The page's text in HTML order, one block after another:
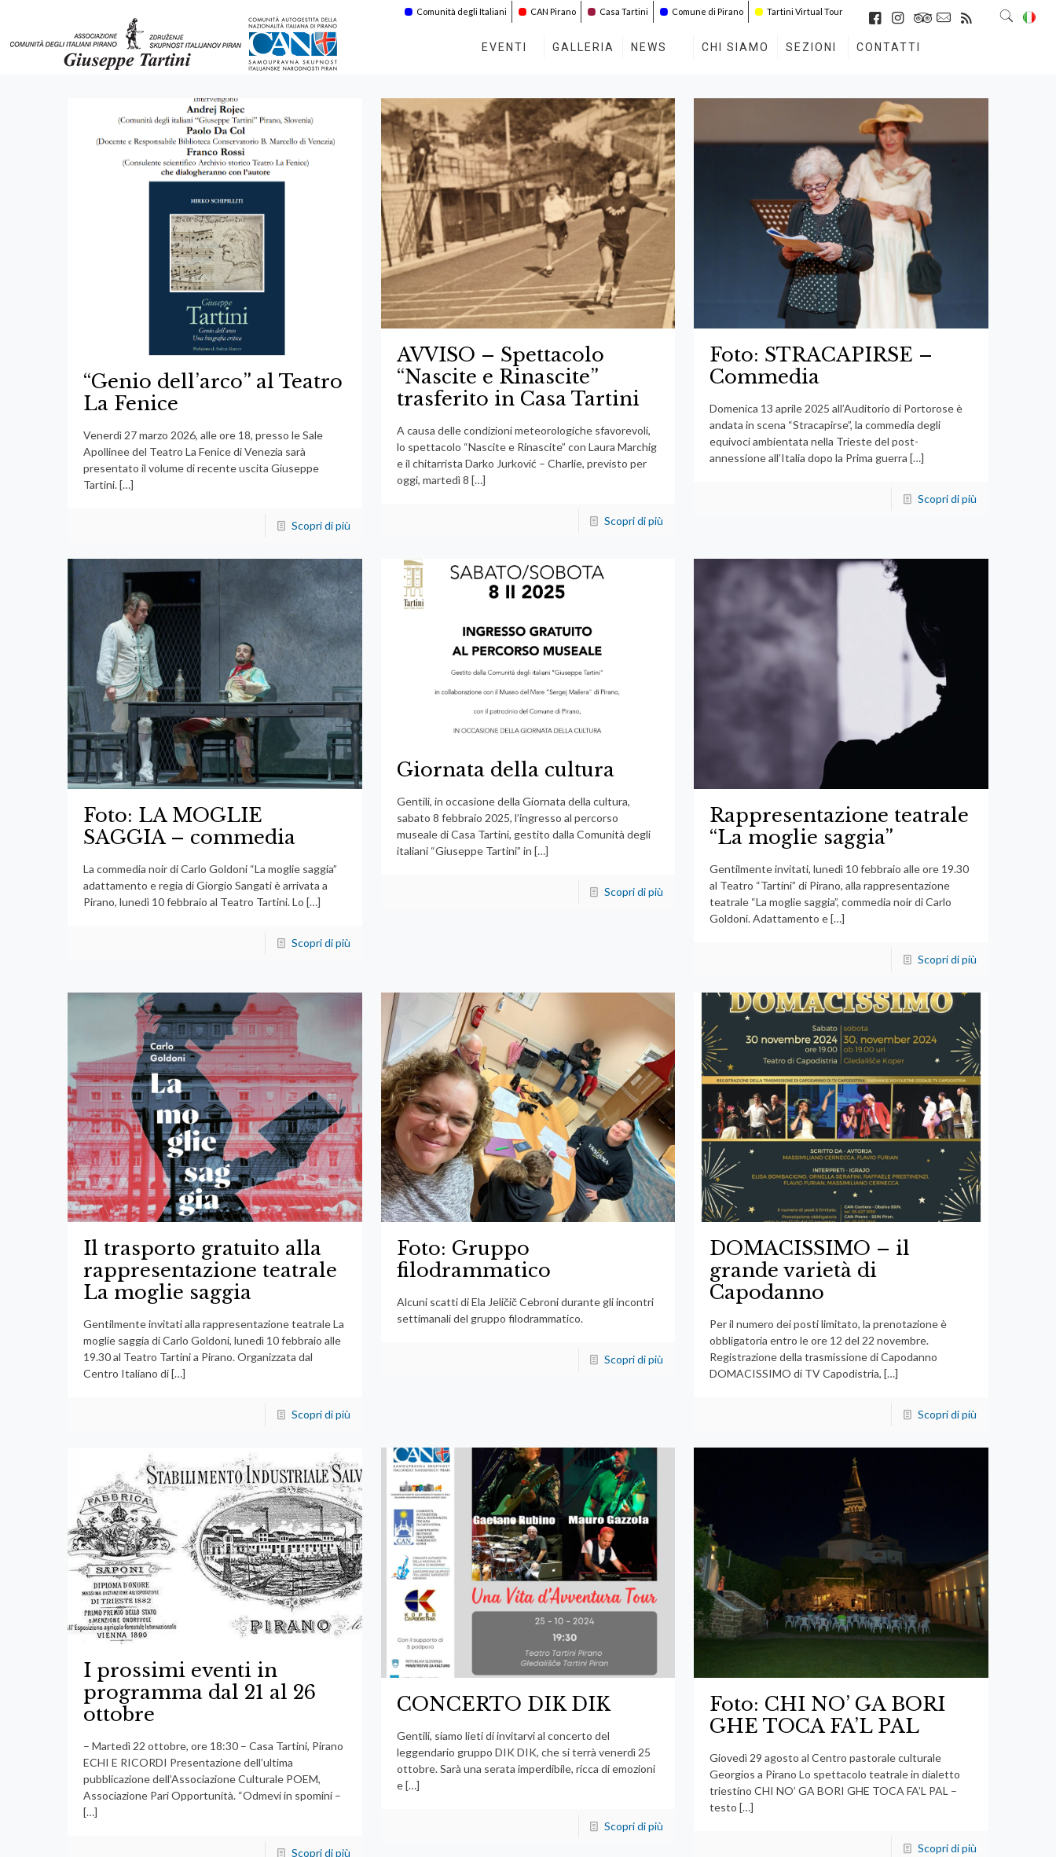
Comunità degli Italiani CAN Pirano Casa Tartini Comune di Pirano Tartini Virtual Tour
EVENTI GALLERIA NEWS CHI SIAMO SEZIONI CONTATTI
“Genio dell’arco” al Teatro
La Fenice
Venerdì 27 marzo 2026, alle ore 18, presso le Sale
Apollinee del Teatro La Fenice di Venezia sarà
presentato il volume di recente uscita Giuseppe
Tartini.[…]
Scopri di più
AVVISO – Spettacolo
“Nascite e Rinascite”
trasferito in Casa Tartini
A causa delle condizioni meteorologiche sfavorevoli,
lo spettacolo “Nascite e Rinascite” con Laura Marchig
e il chitarrista Darko Jurković – Charlie, previsto per
oggi, martedì 8 […]
Scopri di più
Foto: STRACAPIRSE –
Commedia
Domenica 13 aprile 2025 all’Auditorio di Portorose è
andata in scena “Stracapirse”, la commedia degli
equivoci ambientata nella Trieste del post-
annessione all’Italia dopo la Prima guerra […]
Scopri di più
Foto: LA MOGLIE
SAGGIA – commedia
La commedia noir di Carlo Goldoni “La moglie saggia”
adattamento e regia di Giorgio Sangati è arrivata a
Pirano, lunedì 10 febbraio al Teatro Tartini. Lo […]
Scopri di più
Giornata della cultura
Gentili, in occasione della Giornata della cultura,
sabato 8 febbraio 2025, l’ingresso al percorso
museale di Casa Tartini, gestito dalla Comunità degli
italiani “Giuseppe Tartini” in […]
Scopri di più
Rappresentazione teatrale
“La moglie saggia”
Gentilmente invitati, lunedì 10 febbraio alle ore 19.30
al Teatro “Tartini” di Pirano, alla rappresentazione
teatrale “La moglie saggia”, commedia noir di Carlo
Goldoni. Adattamento e[…]
Scopri di più
Il trasporto gratuito alla
rappresentazione teatrale
La moglie saggia
Gentilmente invitati alla rappresentazione teatrale La
moglie saggia di Carlo Goldoni, lunedì 10 febbraio alle
19.30 al Teatro Tartini a Pirano. Organizzata dal
Centro Italiano di[…]
Scopri di più
Foto: Gruppo
filodrammatico
Alcuni scatti di Ela Jeličič Cebroni durante gli incontri
settimanali del gruppo filodrammatico.
Scopri di più
DOMACISSIMO – il
grande varietà di
Capodanno
Per il numero dei posti limitato, la prenotazione è
obbligatoria entro le ore 12 del 22 novembre.
Registrazione della trasmissione di Capodanno
DOMACISSIMO di TV Capodistria, […]
Scopri di più
I prossimi eventi in
programma dal 21 al 26
ottobre
– Martedì 22 ottobre, ore 18:30 – Casa Tartini, Pirano
ECHI E RICORDI Presentazione dell’ultima
pubblicazione dell’Associazione Culturale POEM,
Associazione Pari Opportunità. “Odmevi in spomini –
[…]
Scopri di più
CONCERTO DIK DIK
Gentili, siamo lieti di invitarvi al concerto del
leggendario gruppo DIK DIK, che si terrà venerdì 25
ottobre. Sarà una serata imperdibile, ricca di emozioni
e[…]
Scopri di più
Foto: CHI NO’ GA BORI
GHE TOCA FA’L PAL
Giovedì 29 agosto al Centro pastorale culturale
Georgios a Pirano Lo spettacolo teatrale in dialetto
triestino CHI NO’ GA BORI GHE TOCA FA’L PAL –
testo […]
Scopri di più